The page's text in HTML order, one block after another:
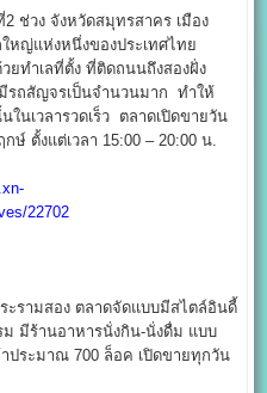
ช่วง จังหวัดสมุทรสาคร เมือง
หญ่แห่งหนึ่งของประเทศไทย
ยทำเลที่ตั้ง ที่ติดถนนถึงสองฝั่ง
รถสัญจรเป็นจำนวนมาก ทำให้
นเวลารวดเร็ว ตลาดเปิดขายวัน
ตั้งแต่เวลา 15:00 – 20:00 น.
22702
รามสอง ตลาดจัดแบบมีสไตล์อินดี้
มีร้านอาหารนั่งกิน-นั่งดื่ม แบบ
ระมาณ 700 ล็อค เปิดขายทุกวัน